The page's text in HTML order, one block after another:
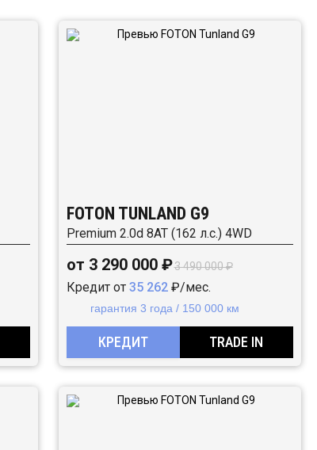
FOTON TUNLAND G9
Premium 2.0d 8AT (162 л.с.) 4WD
от 3 290 000 ₽3 490 000 ₽
Кредит от 35 262₽/мес.
гарантия 3 года / 150 000 км
КРЕДИТ TRADE IN